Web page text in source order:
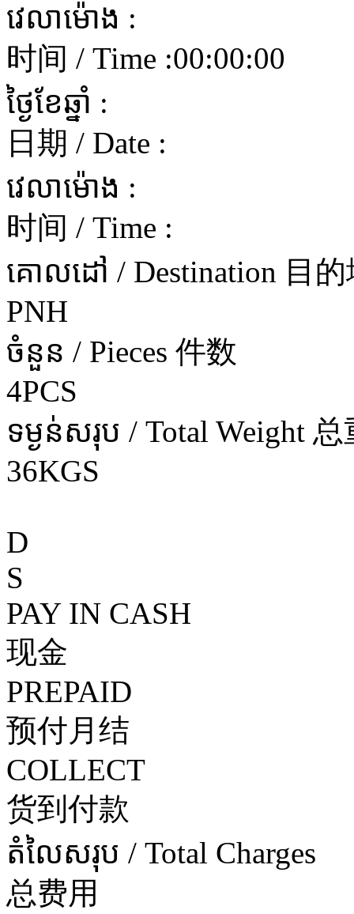
វេលាម៉ោង :
时间 / Time :00:00:00
ថ្ងៃខែឆ្នាំ :
日期 / Date :
វេលាម៉ោង :
时间 / Time :
គោលដៅ / Destination 目的
PNH
ចំនួន / Pieces 件数
4PCS
ទម្ងន់សរុប / Total Weight 总
36KGS
D
S
PAY IN CASH
现金
PREPAID
预付月结
COLLECT
货到付款
តំលៃសរុប / Total Charges
总费用